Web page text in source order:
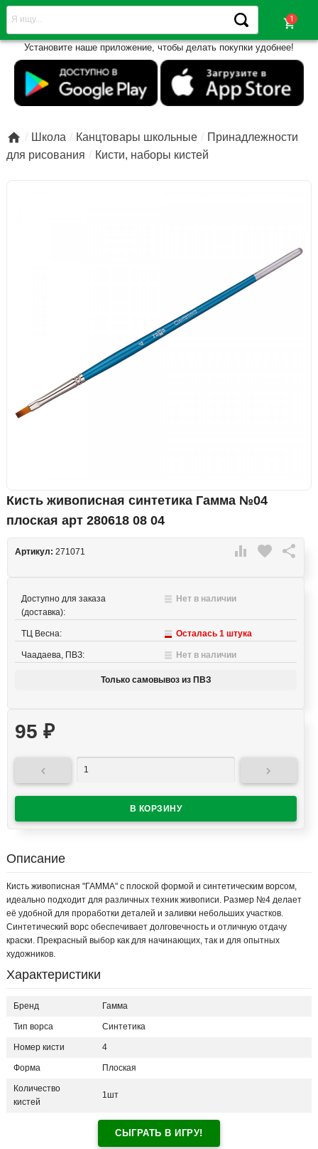
shopping_cart
Установите наше приложение, чтобы делать покупки удобнее!
 Школа Канцтовары школьные
Принадлежности
для рисования
Кисти, наборы кистей
Кисть живописная синтетика Гамма №04
плоская арт 280618 08 04
 favorite 
Артикул: 271071
Доступно для заказа
(доставка):
Нет в наличии
ТЦ Весна: Осталась 1 штука
Чаадаева, ПВЗ: Нет в наличии
Только самовывоз из ПВЗ
95 ₽
 
Описание
Кисть живописная "ГАММА" с плоской формой и синтетическим ворсом,
идеально подходит для различных техник живописи. Размер №4 делает
её удобной для проработки деталей и заливки небольших участков.
Синтетический ворс обеспечивает долговечность и отличную отдачу
краски. Прекрасный выбор как для начинающих, так и для опытных
художников.
Характеристики
Бренд Гамма
Тип ворса Синтетика
Номер кисти 4
Форма Плоская
Количество
кистей
1шт
СЫГРАТЬ В ИГРУ!